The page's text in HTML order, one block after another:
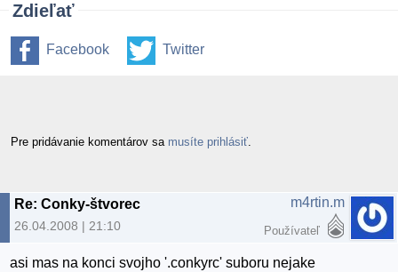
Zdieľať
Facebook Twitter
Pre pridávanie komentárov sa musíte prihlásiť
Re: Conky-štvorec
26.04.2008 | 21:10
m4rtin.m
Používateľ
asi mas na konci svojho '.conkyrc' suboru nejake